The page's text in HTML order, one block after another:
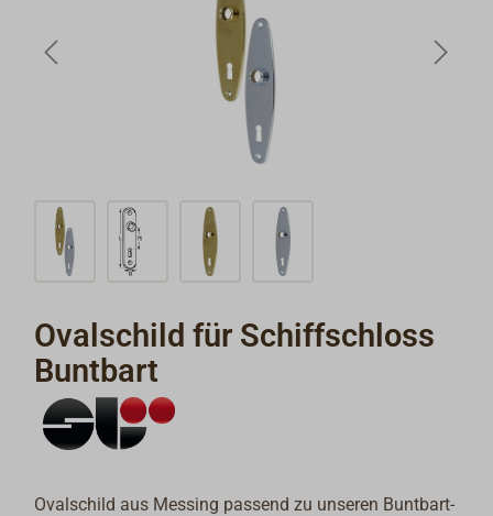
Ovalschild für Schiffschloss
Buntbart
Ovalschild aus Messing passend zu unseren Buntbart-